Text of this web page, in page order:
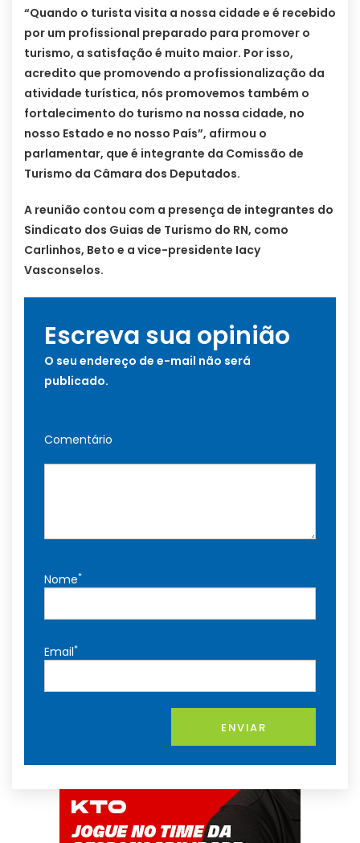
“Quando o turista visita a nossa cidade e é recebido
por um profissional preparado para promover o
turismo, a satisfação é muito maior. Por isso,
acredito que promovendo a profissionalização da
atividade turística, nós promovemos também o
fortalecimento do turismo na nossa cidade, no
nosso Estado e no nosso País”, afirmou o
parlamentar, que é integrante da Comissão de
Turismo da Câmara dos Deputados.
A reunião contou com a presença de integrantes do
Sindicato dos Guias de Turismo do RN, como
Carlinhos, Beto e a vice-presidente Iacy
Vasconselos.
Escreva sua opinião
O seu endereço de e-mail não será
publicado.
Comentário
Nome*
Email*
ENVIAR